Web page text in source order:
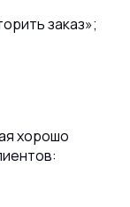
заказ»;
хорошо